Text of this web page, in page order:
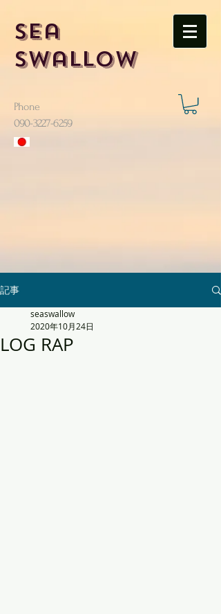
Sea
Swallow
Phone
​090-3227-6259
記事
LOG RAP
seaswallow
2020年10月24日